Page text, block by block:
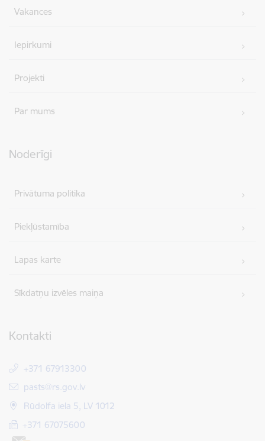
Vakances
Iepirkumi
Projekti
Par mums
Noderīgi
Privātuma politika
Piekļūstamība
Lapas karte
Sīkdatņu izvēles maiņa
Kontakti
+371 67913300
E-pasts:
pasts@rs.gov.lv
Rūdolfa iela 5, LV 1012
+371 67075600